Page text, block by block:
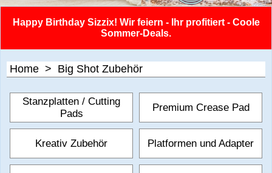
Happy Birthday Sizzix! Wir feiern - Ihr profitiert - Coole
Sommer-Deals.
Home > Big Shot Zubehör
Stanzplatten / Cutting
Pads
Premium Crease Pad
Kreativ Zubehör Platformen und Adapter